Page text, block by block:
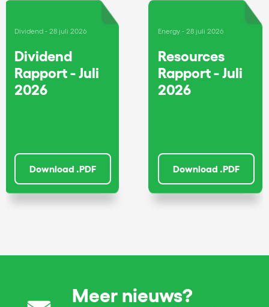
Dividend 28 juli 2026
Dividend
Rapport - Juli
2026
Download .PDF
Energy 28 juli 2026
Resources
Rapport - Juli
2026
Download .PDF
Meer nieuws?